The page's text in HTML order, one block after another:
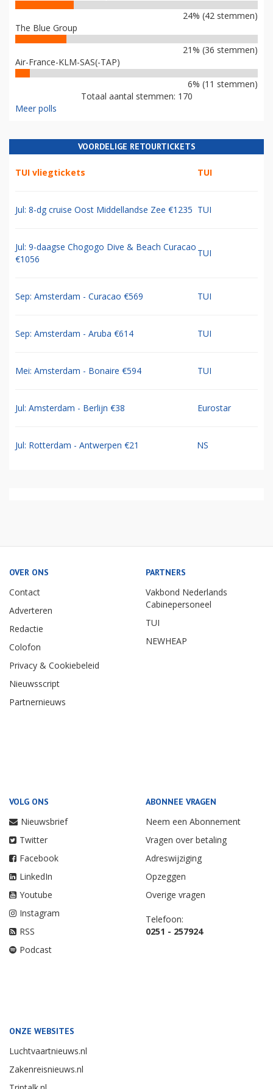
24% (42 stemmen)
The Blue Group
21% (36 stemmen)
Air-France-KLM-SAS(-TAP)
6% (11 stemmen)
Totaal aantal stemmen: 170
Meer polls
VOORDELIGE RETOURTICKETS
TUI vliegtickets TUI
Jul: 8-dg cruise Oost Middellandse Zee €1235 TUI
Jul: 9-daagse Chogogo Dive & Beach Curacao
€1056
TUI
Sep: Amsterdam - Curacao €569 TUI
Sep: Amsterdam - Aruba €614 TUI
Mei: Amsterdam - Bonaire €594 TUI
Jul: Amsterdam - Berlijn €38 Eurostar
Jul: Rotterdam - Antwerpen €21 NS
OVER ONS
Contact
Adverteren
Redactie
Colofon
Privacy & Cookiebeleid
Nieuwsscript
Partnernieuws
PARTNERS
Vakbond Nederlands
Cabinepersoneel
TUI
NEWHEAP
VOLG ONS
Nieuwsbrief
Twitter
Facebook
LinkedIn
Youtube
Instagram
RSS
Podcast
ABONNEE VRAGEN
Neem een Abonnement
Vragen over betaling
Adreswijziging
Opzeggen
Overige vragen
Telefoon:
0251 - 257924
ONZE WEBSITES
Luchtvaartnieuws.nl
Zakenreisnieuws.nl